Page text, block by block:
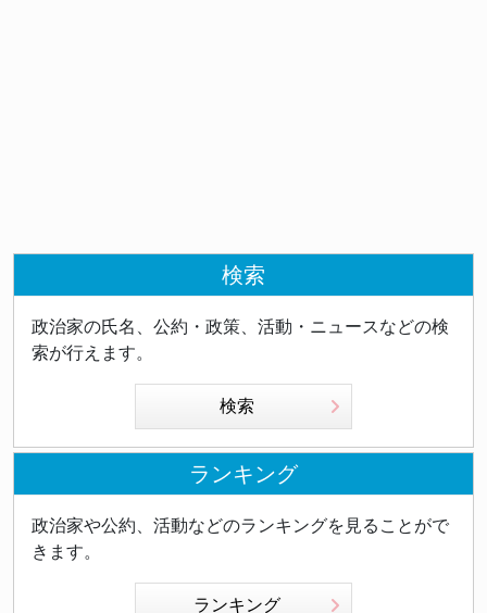
検索
政治家の氏名、公約・政策、活動・ニュースなどの検
索が行えます。
検索
ランキング
政治家や公約、活動などのランキングを見ることがで
きます。
ランキング